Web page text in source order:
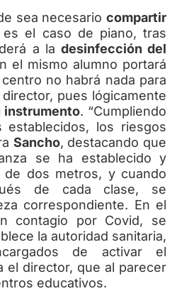
necesario compartir
el caso de piano, tras
a la desinfección del
el mismo alumno portará
no habrá nada para
pues lógicamente
instrumento. “Cumpliendo
los riesgos
Sancho, destacando que
se ha establecido y
de dos metros, y cuando
de cada clase, se
correspondiente. En el
contagio por Covid, se
la autoridad sanitaria,
de activar el
el director, que al parecer
educativos.